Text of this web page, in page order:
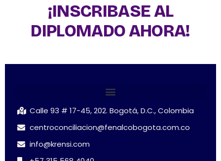
¡INSCRIBASE AL
DIPLOMADO AHORA!
Calle 93 # 17-45, 202. Bogotá, D.C., Colombia
centroconciliacion@fenalcobogota.com.co
info@krensi.com